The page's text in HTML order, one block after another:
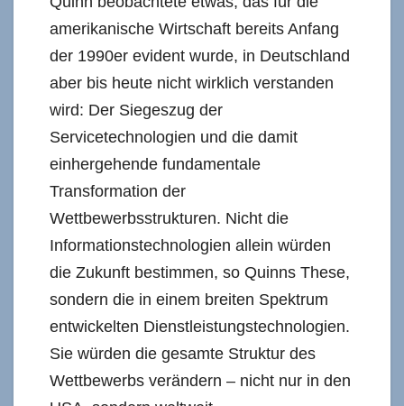
amerikanische Wirtschaft bereits Anfang
der 1990er evident wurde, in Deutschland
aber bis heute nicht wirklich verstanden
wird: Der Siegeszug der
Servicetechnologien und die damit
einhergehende fundamentale
Transformation der
Wettbewerbsstrukturen. Nicht die
Informationstechnologien allein würden
die Zukunft bestimmen, so Quinns These,
sondern die in einem breiten Spektrum
entwickelten Dienstleistungstechnologien.
Sie würden die gesamte Struktur des
Wettbewerbs verändern – nicht nur in den